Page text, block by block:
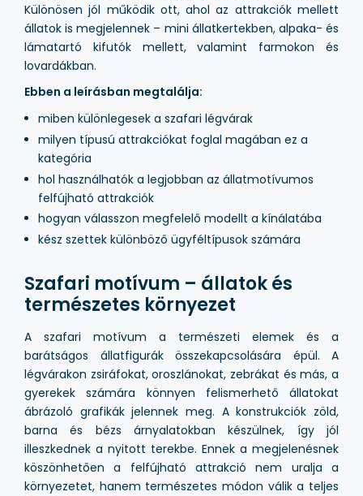
Különösen jól működik ott, ahol az attrakciók mellett
állatok is megjelennek – mini állatkertekben, alpaka- és
lámatartó kifutók mellett, valamint farmokon és
lovardákban.
Ebben a leírásban megtalálja:
miben különlegesek a szafari légvárak
milyen típusú attrakciókat foglal magában ez a
kategória
hol használhatók a legjobban az állatmotívumos
felfújható attrakciók
hogyan válasszon megfelelő modellt a kínálatába
kész szettek különböző ügyféltípusok számára
Szafari motívum – állatok és
természetes környezet
A szafari motívum a természeti elemek és a
barátságos állatfigurák összekapcsolására épül. A
légvárakon zsiráfokat, oroszlánokat, zebrákat és más, a
gyerekek számára könnyen felismerhető állatokat
ábrázoló grafikák jelennek meg. A konstrukciók zöld,
barna és bézs árnyalatokban készülnek, így jól
illeszkednek a nyitott terekbe. Ennek a megjelenésnek
köszönhetően a felfújható attrakció nem uralja a
környezetet, hanem természetes módon válik a teljes